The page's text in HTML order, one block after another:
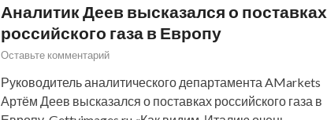
Аналитик Деев высказался о поставках
российского газа в Европу
Оставьте комментарий
Руководитель аналитического департамента AMarkets
Артём Деев высказался о поставках российского газа в